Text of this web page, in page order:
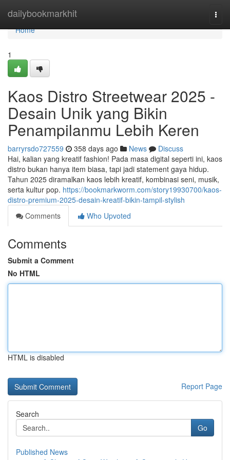
dailybookmarkhit
Home
Home
1
Kaos Distro Streetwear 2025 -
Desain Unik yang Bikin
Penampilanmu Lebih Keren
barryrsdo727559 358 days ago News
Discuss
Hai, kalian yang kreatif fashion! Pada masa digital seperti ini, kaos
distro bukan hanya item biasa, tapi jadi statement gaya hidup.
Tahun 2025 diramalkan kaos lebih kreatif, kombinasi seni, musik,
serta kultur pop. https://bookmarkworm.com/story19930700/kaos-
distro-premium-2025-desain-kreatif-bikin-tampil-stylish
Comments
Who Upvoted
Comments
Submit a Comment
No HTML
HTML is disabled
Report Page
Search
Go
Published News